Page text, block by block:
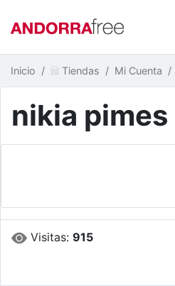
Inicio Tiendas Mi Cuenta
nikia pimes
Visitas:915